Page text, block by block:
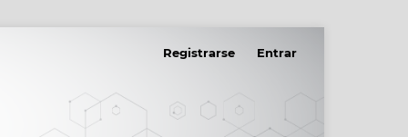
Registrarse Entrar